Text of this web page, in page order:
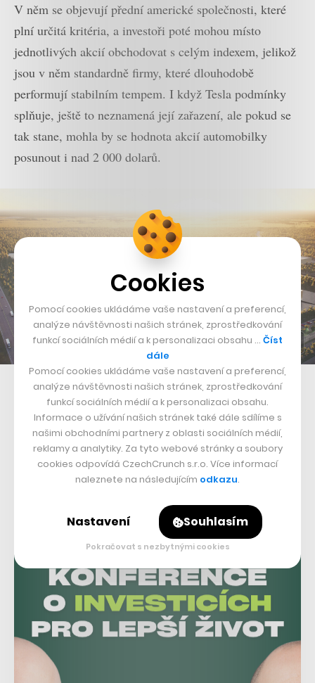
V něm se objevují přední americké společnosti, které
plní určitá kritéria, a investoři poté mohou místo
jednotlivých akcií obchodovat s celým indexem, jelikož
jsou v něm standardně firmy, které dlouhodobě
performují stabilním tempem. I když Tesla podmínky
splňuje, ještě to neznamená její zařazení, ale pokud se
tak stane, mohla by se hodnota akcií automobilky
posunout i nad 2 000 dolarů.
Vizualizace chystané Gigafactory Tesly v Berlíně
Před sebou má Tesle tento i následující roky ještě řadu
výzev. O její elektromobily roste zájem v Číně, takže
tam bude muset postupně navýšit výrobu, stejně jako
plánuje výstavbu nové Gigafactory v Berlíně. Před
koupí pozemku v Německu údajně firma uvažovala také
o České republice, ale nakonec z toho sešlo.
Cookies
Pomocí cookies ukládáme vaše nastavení a preferencí,
analýze návštěvnosti našich stránek, zprostředkování
funkcí sociálních médií a k personalizaci obsahu … Číst
dále
Pomocí cookies ukládáme vaše nastavení a preferencí,
analýze návštěvnosti našich stránek, zprostředkování
funkcí sociálních médií a k personalizaci obsahu.
Informace o užívání našich stránek také dále sdílíme s
našimi obchodními partnery z oblasti sociálních médií,
reklamy a analytiky. Za tyto webové stránky a soubory
cookies odpovídá CzechCrunch s.r.o. Více informací
naleznete na následujícím odkazu.
Nastavení Souhlasím
Pokračovat s nezbytnými cookies